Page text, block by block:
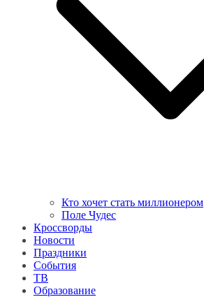
Кто хочет стать миллионером
Поле Чудес
Кроссворды
Новости
Праздники
События
ТВ
Образование